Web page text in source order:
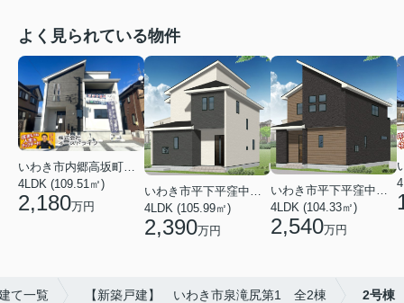
よく見られている物件
4LDK (109.51㎡)
2,180万円
4LDK (105.99㎡)
2,390万円
4LDK (104.33㎡)
2,540万円
て一覧 【新築戸建】 いわき市泉滝尻第1 全2棟 2号棟